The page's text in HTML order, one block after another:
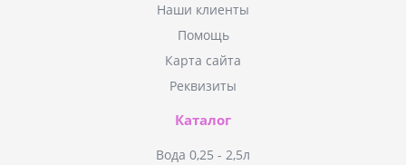
Наши клиенты
Помощь
Карта сайта
Реквизиты
Каталог
Вода 0,25 - 2,5л